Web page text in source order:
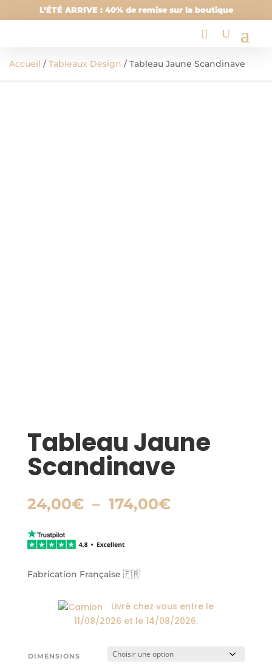
L’ÉTÉ ARRIVE : 40% de remise sur la boutique
Accueil /Tableaux Design / Tableau Jaune Scandinave
Tableau Jaune
Scandinave
24,00€ – 174,00€Plage
Fabrication Française 🇫🇷
Livré chez vous entre le
11/08/2026 et le 14/08/2026.
DIMENSIONS